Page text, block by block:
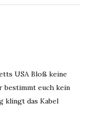
USA Bloß keine
bestimmt euch kein
klingt das Kabel